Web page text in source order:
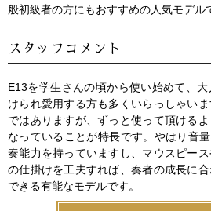
般初級者の方にもおすすめの人気モデル
スタッフコメント
E13を学生さんの頃から使い始めて、
けられ愛用する方も多くいらっしゃい
ではありますが、ずっと使って頂ける
なっていることが特長です。やはり音
奏能力を持っていますし、マウスピー
の仕掛けを工夫すれば、奏者の成長に
できる有能なモデルです。